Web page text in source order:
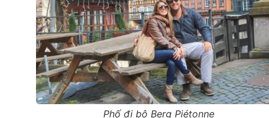
Phố đi bộ Berg Piétonne